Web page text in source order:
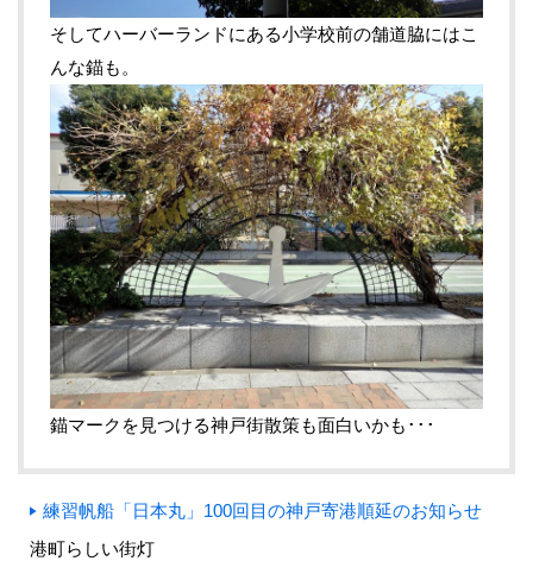
そしてハーバーランドにある小学校前の舗道脇にはこ
んな錨も。
錨マークを見つける神戸街散策も面白いかも･･･
練習帆船「日本丸」100回目の神戸寄港順延のお知らせ
港町らしい街灯